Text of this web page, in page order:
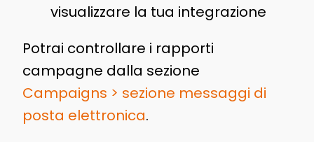
visualizzare la tua integrazione
Potrai controllare i rapporti
campagne dalla sezione
Campaigns > sezione messaggi di
posta elettronica.